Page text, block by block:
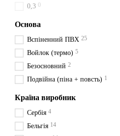
0,3 0
Основа
Вспіненний ПВХ 25
Войлок (термо) 5
Безосновний 2
Подвійна (піна + повсть) 1
Країна виробник
Сербія 4
Бельгія 14